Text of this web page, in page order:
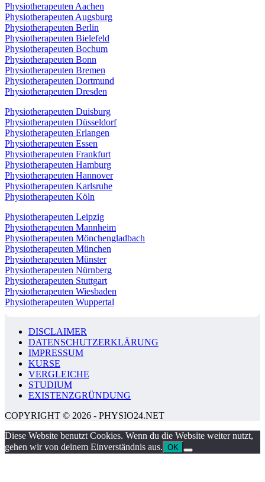
Physiotherapeuten Aachen
Physiotherapeuten Augsburg
Physiotherapeuten Berlin
Physiotherapeuten Bielefeld
Physiotherapeuten Bochum
Physiotherapeuten Bonn
Physiotherapeuten Bremen
Physiotherapeuten Dortmund
Physiotherapeuten Dresden
Physiotherapeuten Duisburg
Physiotherapeuten Düsseldorf
Physiotherapeuten Erlangen
Physiotherapeuten Essen
Physiotherapeuten Frankfurt
Physiotherapeuten Hamburg
Physiotherapeuten Hannover
Physiotherapeuten Karlsruhe
Physiotherapeuten Köln
Physiotherapeuten Leipzig
Physiotherapeuten Mannheim
Physiotherapeuten Mönchengladbach
Physiotherapeuten München
Physiotherapeuten Münster
Physiotherapeuten Nürnberg
Physiotherapeuten Stuttgart
Physiotherapeuten Wiesbaden
Physiotherapeuten Wuppertal
DISCLAIMER
DATENSCHUTZERKLÄRUNG
IMPRESSUM
KURSE
VERGLEICHE
STUDIUM
EXISTENZGRÜNDUNG
COPYRIGHT © 2026 - PHYSIO24.NET
Diese Website benutzt Cookies. Wenn du die Website weiter nutzt,
gehen wir von deinem Einverständnis aus. OK